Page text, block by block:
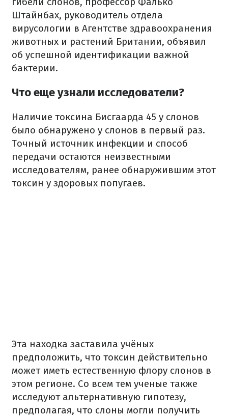
Штайнбах, руководитель отдела
вирусологии в Агентстве здравоохранения
животных и растений Британии, объявил
об успешной идентификации важной
бактерии.
Что еще узнали исследователи?
Наличие токсина Бисгаарда 45 у слонов
было обнаружено у слонов в первый раз.
Точный источник инфекции и способ
передачи остаются неизвестными
исследователям, ранее обнаружившим этот
токсин у здоровых попугаев.
Эта находка заставила учёных
предположить, что токсин действительно
может иметь естественную флору слонов в
этом регионе. Со всем тем ученые также
исследуют альтернативную гипотезу,
предполагая, что слоны могли получить